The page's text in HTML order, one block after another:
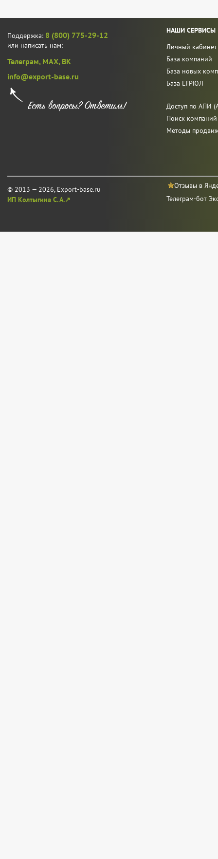
Поддержка: 8 (800) 775-29-12
или написать нам:
Телеграм, MAX, ВК
info@export-base.ru
© 2013 — 2026, Export-base.ru
ИП Колтыгина С. А.↗
НАШИ СЕРВИСЫ
Личный кабинет
База компаний
База новых
База ЕГРЮЛ
Доступ по АПИ
Поиск
Методы
Отзывы в
Телеграм-бот